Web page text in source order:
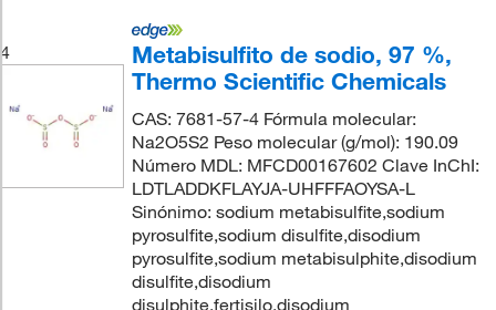
4
Metabisulfito de sodio, 97 %,
Thermo Scientific Chemicals
CAS: 7681-57-4 Fórmula molecular:
Na2O5S2 Peso molecular (g/mol): 190.09
Número MDL: MFCD00167602 Clave InChI:
LDTLADDKFLAYJA-UHFFFAOYSA-L
Sinónimo: sodium metabisulfite,sodium
pyrosulfite,sodium disulfite,disodium
pyrosulfite,sodium metabisulphite,disodium
disulfite,disodium
disulphite,fertisilo,disodium